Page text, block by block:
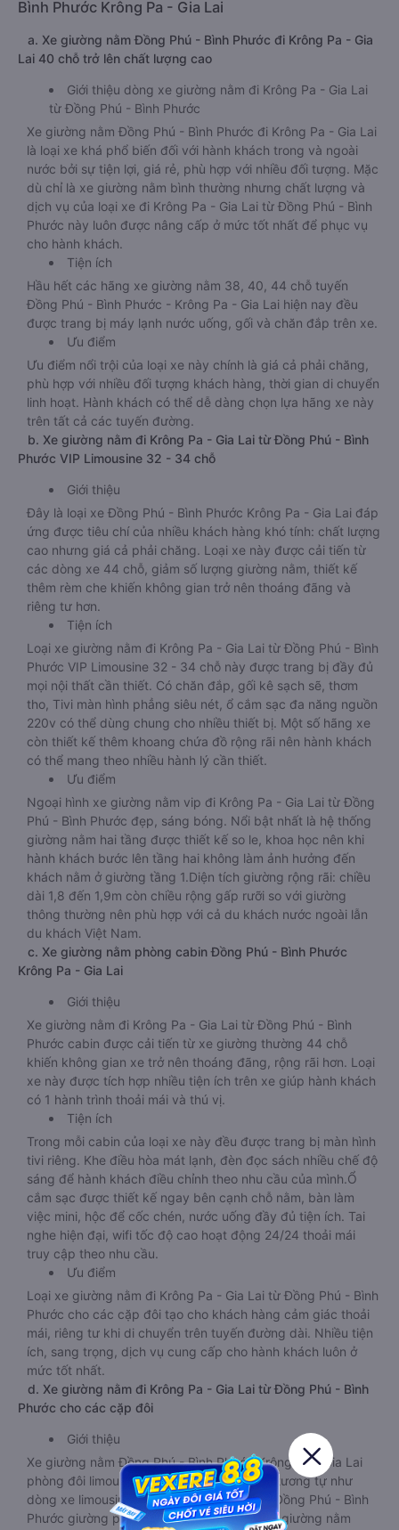
Bình Phước Krông Pa - Gia Lai
a. Xe giường nằm Đồng Phú - Bình Phước đi Krông Pa - Gia
Lai 40 chỗ trở lên chất lượng cao
Giới thiệu dòng xe giường nằm đi Krông Pa - Gia Lai
từ Đồng Phú - Bình Phước
Xe giường nằm Đồng Phú - Bình Phước đi Krông Pa - Gia Lai
là loại xe khá phổ biến đối với hành khách trong và ngoài
nước bởi sự tiện lợi, giá rẻ, phù hợp với nhiều đối tượng. Mặc
dù chỉ là xe giường nằm bình thường nhưng chất lượng và
dịch vụ của loại xe đi Krông Pa - Gia Lai từ Đồng Phú - Bình
Phước này luôn được nâng cấp ở mức tốt nhất để phục vụ
cho hành khách.
Tiện ích
Hầu hết các hãng xe giường nằm 38, 40, 44 chỗ tuyến
Đồng Phú - Bình Phước - Krông Pa - Gia Lai hiện nay đều
được trang bị máy lạnh nước uống, gối và chăn đắp trên xe.
Ưu điểm
Ưu điểm nổi trội của loại xe này chính là giá cả phải chăng,
phù hợp với nhiều đối tượng khách hàng, thời gian di chuyển
linh hoạt. Hành khách có thể dễ dàng chọn lựa hãng xe này
trên tất cả các tuyến đường.
b. Xe giường nằm đi Krông Pa - Gia Lai từ Đồng Phú - Bình
Phước VIP Limousine 32 - 34 chỗ
Giới thiệu
Đây là loại xe Đồng Phú - Bình Phước Krông Pa - Gia Lai đáp
ứng được tiêu chí của nhiều khách hàng khó tính: chất lượng
cao nhưng giá cả phải chăng. Loại xe này được cải tiến từ
các dòng xe 44 chỗ, giảm số lượng giường nằm, thiết kế
thêm rèm che khiến không gian trở nên thoáng đãng và
riêng tư hơn.
Tiện ích
Loại xe giường nằm đi Krông Pa - Gia Lai từ Đồng Phú - Bình
Phước VIP Limousine 32 - 34 chỗ này được trang bị đầy đủ
mọi nội thất cần thiết. Có chăn đắp, gối kê sạch sẽ, thơm
tho, Tivi màn hình phẳng siêu nét, ổ cắm sạc đa năng nguồn
220v có thể dùng chung cho nhiều thiết bị. Một số hãng xe
còn thiết kế thêm khoang chứa đồ rộng rãi nên hành khách
có thể mang theo nhiều hành lý cần thiết.
Ưu điểm
Ngoại hình xe giường nằm vip đi Krông Pa - Gia Lai từ Đồng
Phú - Bình Phước đẹp, sáng bóng. Nổi bật nhất là hệ thống
giường nằm hai tầng được thiết kế so le, khoa học nên khi
hành khách bước lên tầng hai không làm ảnh hưởng đến
khách nằm ở giường tầng 1.Diện tích giường rộng rãi: chiều
dài 1,8 đến 1,9m còn chiều rộng gấp rưỡi so với giường
thông thường nên phù hợp với cả du khách nước ngoài lẫn
du khách Việt Nam.
c. Xe giường nằm phòng cabin Đồng Phú - Bình Phước
Krông Pa - Gia Lai
Giới thiệu
Xe giường nằm đi Krông Pa - Gia Lai từ Đồng Phú - Bình
Phước cabin được cải tiến từ xe giường thường 44 chỗ
khiến không gian xe trở nên thoáng đãng, rộng rãi hơn. Loại
xe này được tích hợp nhiều tiện ích trên xe giúp hành khách
có 1 hành trình thoải mái và thú vị.
Tiện ích
Trong mỗi cabin của loại xe này đều được trang bị màn hình
tivi riêng. Khe điều hòa mát lạnh, đèn đọc sách nhiều chế độ
sáng để hành khách điều chỉnh theo nhu cầu của mình.Ổ
cắm sạc được thiết kế ngay bên cạnh chỗ nằm, bàn làm
việc mini, hộc để cốc chén, nước uống đầy đủ tiện ích. Tai
nghe hiện đại, wifi tốc độ cao hoạt động 24/24 thoải mái
truy cập theo nhu cầu.
Ưu điểm
Loại xe giường nằm đi Krông Pa - Gia Lai từ Đồng Phú - Bình
Phước cho các cặp đôi tạo cho khách hàng cảm giác thoải
mái, riêng tư khi di chuyển trên tuyến đường dài. Nhiều tiện
ích, sang trọng, dịch vụ cung cấp cho hành khách luôn ở
mức tốt nhất.
d. Xe giường nằm đi Krông Pa - Gia Lai từ Đồng Phú - Bình
Phước cho các cặp đôi
Giới thiệu
Xe giường nằm Đồng Phú - Bình Phước Krông Pa - Gia Lai
phòng đôi limousine là dòng xe có thiết kế tương tự như
dòng xe limousine đi Krông Pa - Gia Lai từ Đồng Phú - Bình
Phước giường phòng. Tuy nhiên kích thước giường nằm